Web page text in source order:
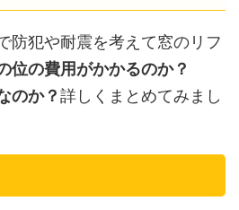
防犯や耐震を考えて窓のリフ
位の費用がかかるのか？
のか？詳しくまとめてみまし